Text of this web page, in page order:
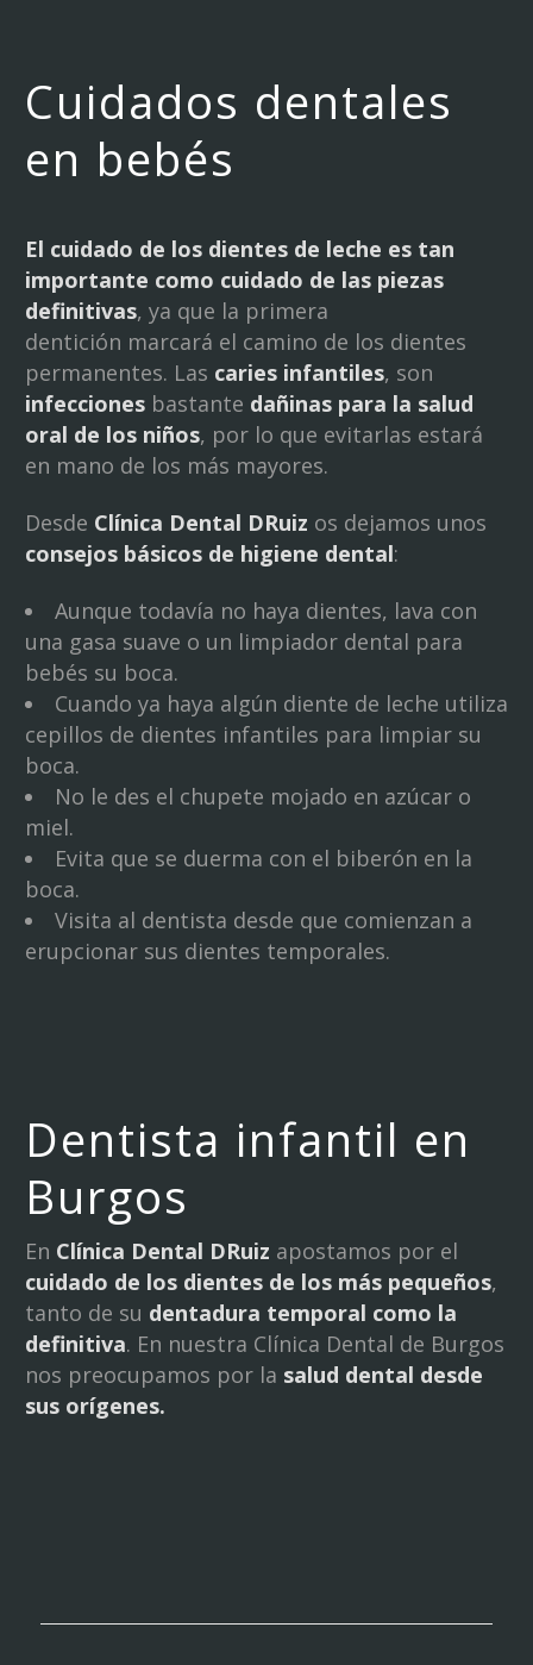
Cuidados dentales
en bebés
El cuidado de los dientes de leche es tan
importante como cuidado de las piezas
definitivas, ya que la primera
dentición marcará el camino de los dientes
permanentes. Las caries infantiles, son
infeccionesbastante dañinas para la salud
oral de los niños, por lo que evitarlas estará
en mano de los más mayores.
Desde Clínica Dental DRuiz os dejamos unos
consejos básicos de higiene dental:
Aunque todavía no haya dientes, lava con
una gasa suave o un limpiador dental para
bebés su boca.
Cuando ya haya algún diente de leche utiliza
cepillos de dientes infantiles para limpiar su
boca.
No le des el chupete mojado en azúcar o
miel.
Evita que se duerma con el biberón en la
boca.
Visita al dentista desde que comienzan a
erupcionar sus dientes temporales.
Dentista infantil en
Burgos
En Clínica Dental DRuiz apostamos por el
cuidado de los dientes de los más pequeños,
tanto de su dentadura temporal como la
definitiva. En nuestra Clínica Dental de Burgos
nos preocupamos por la salud dental desde
sus orígenes.